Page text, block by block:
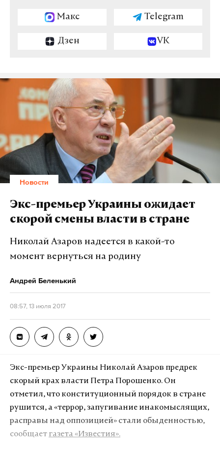
Макс Telegram
Дзен VK
Новости
Экс-премьер Украины ожидает
скорой смены власти в стране
Николай Азаров надеется в какой-то
момент вернуться на родину
Андрей Беленький
08:57, 13 июля 2017
Экс-премьер Украины Николай Азаров предрек
скорый крах власти Петра Порошенко. Он
отметил, что конституционный порядок в стране
рушится, а «террор, запугивание инакомыслящих,
расправы над оппозицией» стали обыденностью,
сообщает газета «Известия».